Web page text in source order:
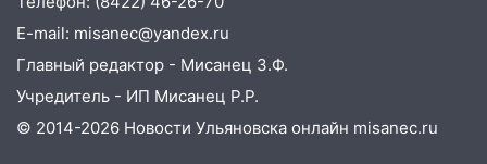
10:14 В Ульяновске двоих участников
коррупционной схемы при ЦГКБ
отправили в колонию на 7 и 8 лет
09:52 Ночью беспилотники сбили над
E-mail: misanec@yandex.ru
Главный редактор - Мисанец З.Ф.
Учредитель - ИП Мисанец Р.Р.
© 2014-2026 Новости Ульяновска онлайн misanec.ru